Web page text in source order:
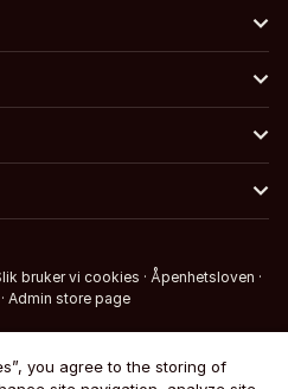
bruker vi cookies · Åpenhetsloven ·
· Admin store page
you agree to the storing of